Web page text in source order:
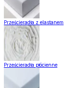
Prześcieradła z elastanem
Prześcieradła płócienne